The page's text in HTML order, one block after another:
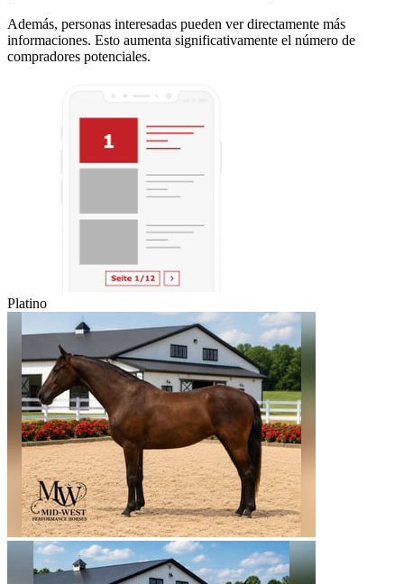
Además, personas interesadas pueden ver directamente más
informaciones. Esto aumenta significativamente el número de
compradores potenciales.
Platino